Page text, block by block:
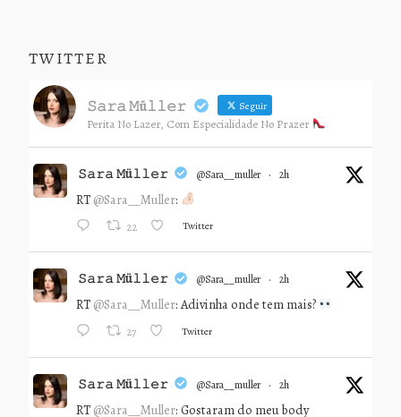
TWITTER
𝚂𝚊𝚛𝚊 𝙼ü𝚕𝚕𝚎𝚛 Seguir
Perita No Lazer, Com Especialidade No Prazer
𝚂𝚊𝚛𝚊 𝙼ü𝚕𝚕𝚎𝚛 @sara__muller · 2h
RT @Sara__Muller:
22 Twitter
𝚂𝚊𝚛𝚊 𝙼ü𝚕𝚕𝚎𝚛 @sara__muller · 2h
RT @Sara__Muller: Adivinha onde tem mais?
27 Twitter
𝚂𝚊𝚛𝚊 𝙼ü𝚕𝚕𝚎𝚛 @sara__muller · 2h
RT @Sara__Muller: Gostaram do meu body